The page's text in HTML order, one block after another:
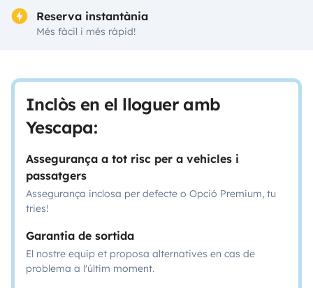
Reserva instantània
Més fàcil i més ràpid!
Inclòs en el lloguer amb
Yescapa:
Assegurança a tot risc per a vehicles i
passatgers
Assegurança inclosa per defecte o Opció Premium, tu
tries!
Garantia de sortida
El nostre equip et proposa alternatives en cas de
problema a l'últim moment.